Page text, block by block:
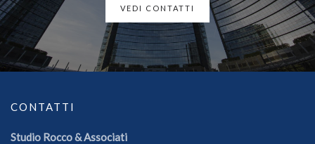
VEDI CONTATTI
CONTATTI
Studio Rocco & Associati